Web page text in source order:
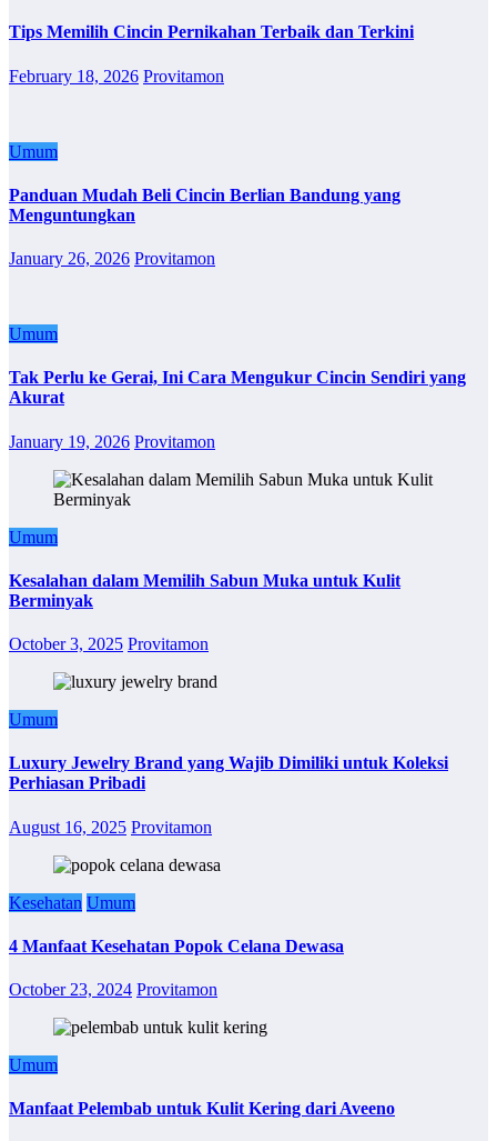
Tips Memilih Cincin Pernikahan Terbaik dan Terkini
February 18, 2026 Provitamon
Umum
Panduan Mudah Beli Cincin Berlian Bandung yang
Menguntungkan
January 26, 2026 Provitamon
Umum
Tak Perlu ke Gerai, Ini Cara Mengukur Cincin Sendiri yang
Akurat
January 19, 2026 Provitamon
Umum
Kesalahan dalam Memilih Sabun Muka untuk Kulit
Berminyak
October 3, 2025 Provitamon
Umum
Luxury Jewelry Brand yang Wajib Dimiliki untuk Koleksi
Perhiasan Pribadi
August 16, 2025 Provitamon
Kesehatan Umum
4 Manfaat Kesehatan Popok Celana Dewasa
October 23, 2024 Provitamon
Umum
Manfaat Pelembab untuk Kulit Kering dari Aveeno